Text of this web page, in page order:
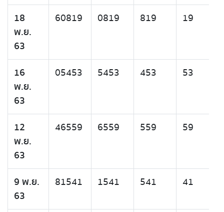
18
พ.ย.
63
60819 0819 819 19
16
พ.ย.
63
05453 5453 453 53
12
พ.ย.
63
46559 6559 559 59
9 พ.ย.
63
81541 1541 541 41